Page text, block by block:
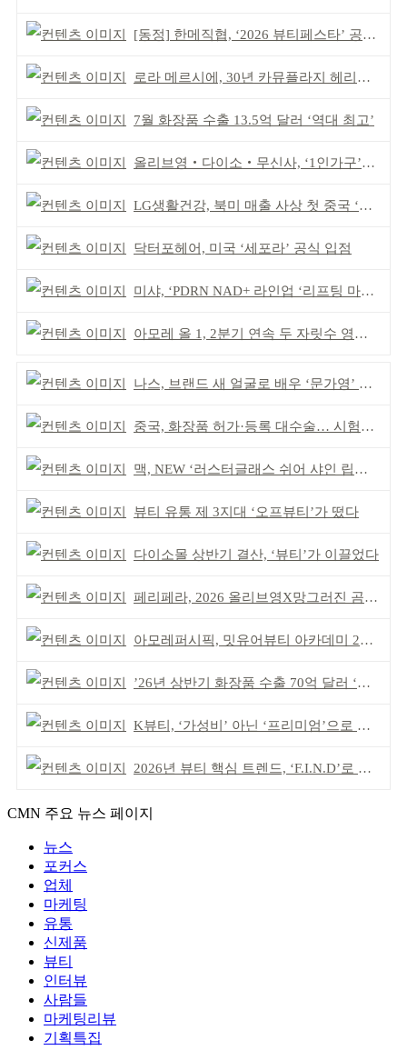
[동정] 한메직협, ‘2026 뷰티페스타’ 공동 주최
로라 메르시에, 30년 카뮤플라지 헤리티지 담아
7월 화장품 수출 13.5억 달러 ‘역대 최고’
올리브영‧다이소‧무신사, ‘1인가구’가 이끈다
LG생활건강, 북미 매출 사상 첫 중국 ‘추월’
닥터포헤어, 미국 ‘세포라’ 공식 입점
미샤, ‘PDRN NAD+ 라인업 ‘리프팅 마스크’ 출시
아모레 올 1, 2분기 연속 두 자릿수 영업이익률 기록
나스, 브랜드 새 얼굴로 배우 ‘문가영’ 발탁
중국, 화장품 허가·등록 대수술… 시험자료 공용 허용
맥, NEW ‘러스터글래스 쉬어 샤인 립스틱’ 출시
뷰티 유통 제 3지대 ‘오프뷰티’가 떴다
다이소몰 상반기 결산, ‘뷰티’가 이끌었다
페리페라, 2026 올리브영X망그러진 곰 콜라보
아모레퍼시픽, 밋유어뷰티 아카데미 2기 발대식
’26년 상반기 화장품 수출 70억 달러 ‘역대 최고’
K뷰티, ‘가성비’ 아닌 ‘프리미엄’으로 승부걸어야
2026년 뷰티 핵심 트렌드, ‘F.I.N.D’로 읽는다
CMN 주요 뉴스 페이지
뉴스
포커스
업체
마케팅
유통
신제품
뷰티
인터뷰
사람들
마케팅리뷰
기획특집